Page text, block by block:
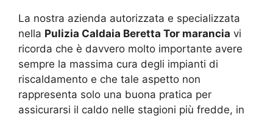
La nostra azienda autorizzata e specializzata
nella Pulizia Caldaia Beretta Tor marancia vi
ricorda che è davvero molto importante avere
sempre la massima cura degli impianti di
riscaldamento e che tale aspetto non
rappresenta solo una buona pratica per
assicurarsi il caldo nelle stagioni più fredde, in